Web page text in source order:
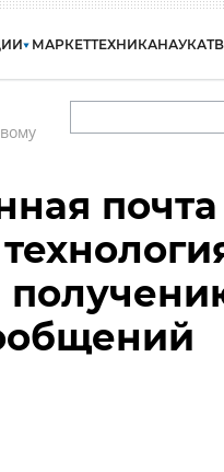
МАРКЕТТЕХНИКАНАУКАТВ